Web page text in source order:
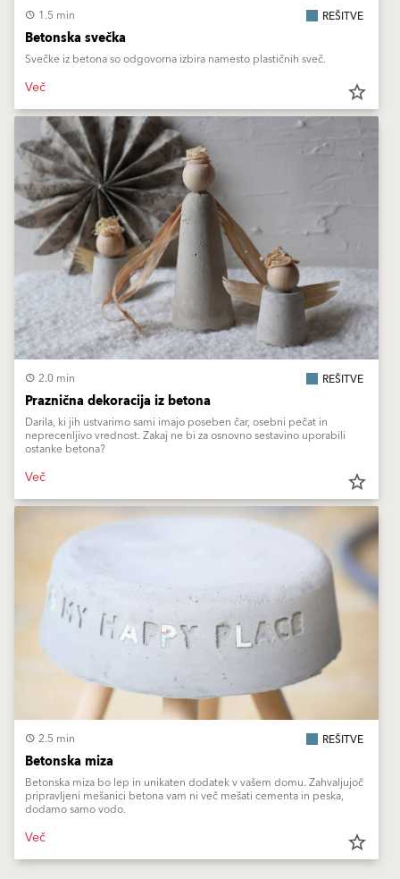
1.5 min REŠITVE
Betonska svečka
Svečke iz betona so odgovorna izbira namesto plastičnih sveč.
Več star_border
2.0 min REŠITVE
Praznična dekoracija iz betona
Darila, ki jih ustvarimo sami imajo poseben čar, osebni pečat in
neprecenljivo vrednost. Zakaj ne bi za osnovno sestavino uporabili
ostanke betona?
Več star_border
2.5 min REŠITVE
Betonska miza
Betonska miza bo lep in unikaten dodatek v vašem domu. Zahvaljujoč
pripravljeni mešanici betona vam ni več mešati cementa in peska,
dodamo samo vodo.
Več star_border